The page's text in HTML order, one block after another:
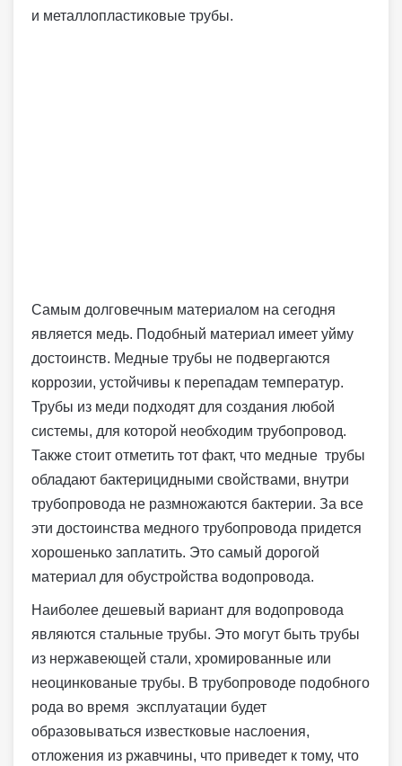
и металлопластиковые трубы.
Самым долговечным материалом на сегодня
является медь. Подобный материал имеет уйму
достоинств. Медные трубы не подвергаются
коррозии, устойчивы к перепадам температур.
Трубы из меди подходят для создания любой
системы, для которой необходим трубопровод.
Также стоит отметить тот факт, что медные трубы
обладают бактерицидными свойствами, внутри
трубопровода не размножаются бактерии. За все
эти достоинства медного трубопровода придется
хорошенько заплатить. Это самый дорогой
материал для обустройства водопровода.
Наиболее дешевый вариант для водопровода
являются стальные трубы. Это могут быть трубы
из нержавеющей стали, хромированные или
неоцинкованые трубы. В трубопроводе подобного
рода во время эксплуатации будет
образовываться известковые наслоения,
отложения из ржавчины, что приведет к тому, что